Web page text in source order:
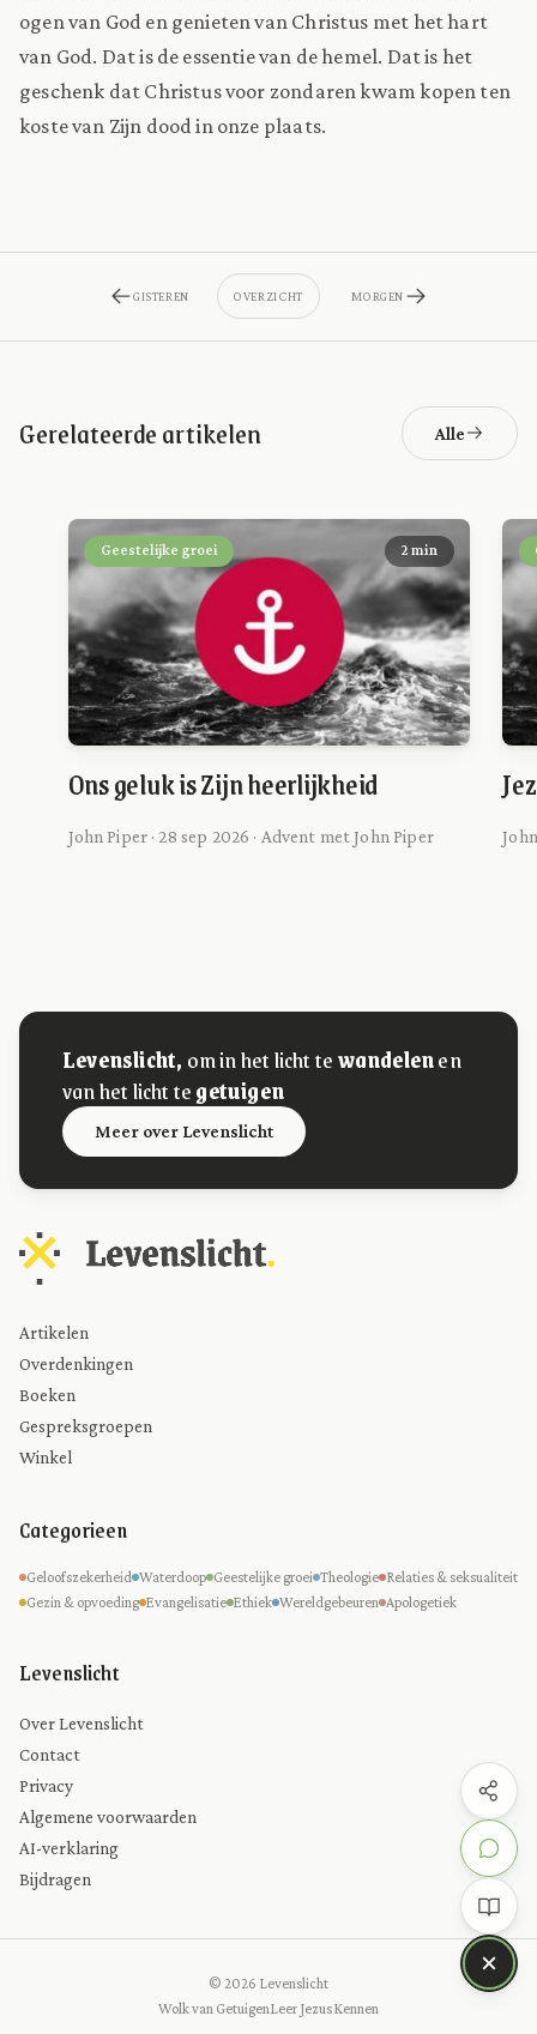
ogen van God en genieten van Christus met het hart
van God. Dat is de essentie van de hemel. Dat is het
geschenk dat Christus voor zondaren kwam kopen ten
koste van Zijn dood in onze plaats.
GISTEREN OVERZICHT MORGEN
Gerelateerde artikelen Alle
Geestelijke groei 2 min
Ons geluk is Zijn heerlijkheid
John Piper · 28 sep 2026 · Advent met John Piper
Levenslicht, om in het licht tewandelenen
van het licht tegetuigen
Meer over Levenslicht
Artikelen
Overdenkingen
Boeken
Gespreksgroepen
Winkel
Categorieen
Geloofszekerheid Waterdoop Geestelijke groei Theologie Relaties & seksualiteit
Gezin & opvoeding Evangelisatie Ethiek Wereldgebeuren Apologetiek
Levenslicht
Over Levenslicht
Contact
Privacy
Algemene voorwaarden
AI-verklaring
Bijdragen
© 2026 Levenslicht
Wolk van GetuigenLeer Jezus Kennen